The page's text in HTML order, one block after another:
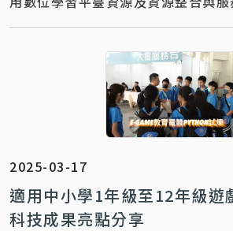
naer7727@mail.naer.edu.tw
2025-03-17
適用中小學1年級至12年級遊
科技成果亮點分享